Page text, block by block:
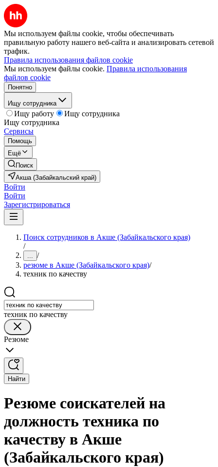
Мы используем файлы cookie, чтобы обеспечивать
правильную работу нашего веб-сайта и анализировать сетевой
трафик.
Правила использования файлов cookie
Мы используем файлы cookie. Правила использования
файлов cookie
Понятно
Ищу сотрудника
Ищу работу
Ищу сотрудника
Ищу сотрудника
Сервисы
Помощь
Ещё
Поиск
Акша (Забайкальский край)
Войти
Войти
Зарегистрироваться
Поиск сотрудников в Акше (Забайкальского края)
/
... /
резюме в Акше (Забайкальского края)/
техник по качеству
техник по качеству
Резюме
Найти
Резюме соискателей на
должность техника по
качеству в Акше
(Забайкальского края)